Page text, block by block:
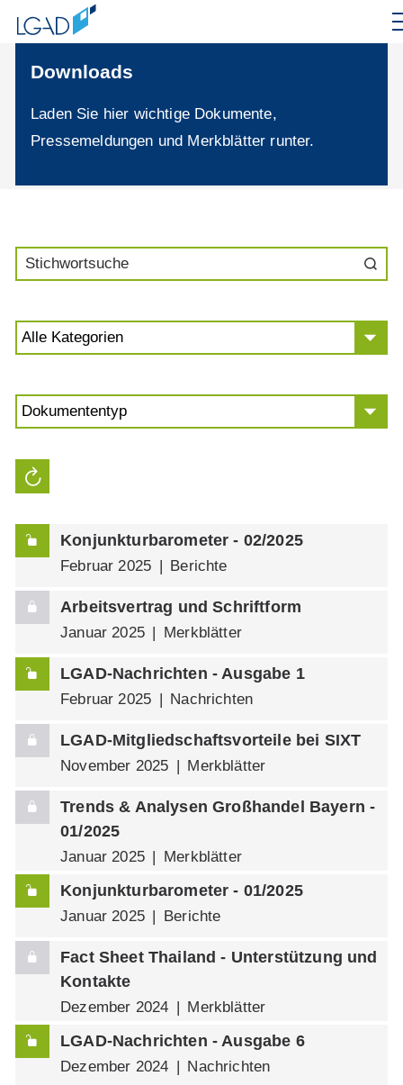
Downloads
Laden Sie hier wichtige Dokumente,
Pressemeldungen und Merkblätter runter.
Konjunkturbarometer - 02/2025
Februar 2025 Berichte
Arbeitsvertrag und Schriftform
Januar 2025 Merkblätter
LGAD-Nachrichten - Ausgabe 1
Februar 2025 Nachrichten
LGAD-Mitgliedschaftsvorteile bei SIXT
November 2025 Merkblätter
Trends & Analysen Großhandel Bayern -
01/2025
Januar 2025 Merkblätter
Konjunkturbarometer - 01/2025
Januar 2025 Berichte
Fact Sheet Thailand - Unterstützung und
Kontakte
Dezember 2024 Merkblätter
LGAD-Nachrichten - Ausgabe 6
Dezember 2024 Nachrichten